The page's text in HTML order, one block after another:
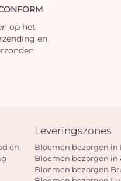
op het
en
en
Leveringszones
Bloemen bezorgen in
Bloemen bezorgen in
Bloemen bezorgen